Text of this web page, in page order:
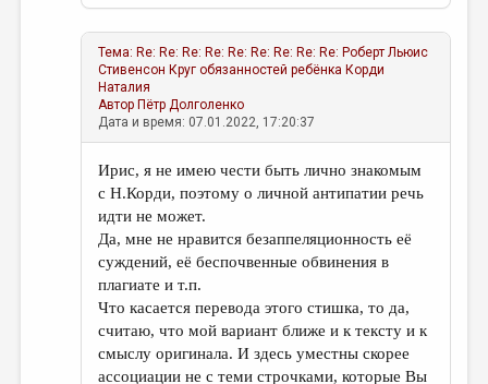
Тема: Re: Re: Re: Re: Re: Re: Re: Re: Re: Роберт Льюис
Стивенсон Круг обязанностей ребёнка Корди
Наталия
Автор Пётр Долголенко
Дата и время: 07.01.2022, 17:20:37
Ирис, я не имею чести быть лично знакомым
с Н.Корди, поэтому о личной антипатии речь
идти не может.
Да, мне не нравится безаппеляционность её
суждений, её беспочвенные обвинения в
плагиате и т.п.
Что касается перевода этого стишка, то да,
считаю, что мой вариант ближе и к тексту и к
смыслу оригинала. И здесь уместны скорее
ассоциации не с теми строчками, которые Вы